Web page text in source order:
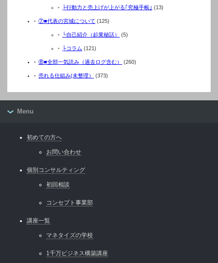
├行動力と売上げが上がる｢究極手帳｣ (13)
⑦■代表の宮城について (125)
└自己紹介（起業秘話） (5)
├コラム (121)
⑧■全部一気読み（過去ログ含む） (260)
売れる仕組み(未整理） (373)
Menu
初めての方へ
お問い合わせ
個別コンサルティング
初回相談
コンセプト事業部
講座一覧
マネタイズの学校
1千万ビジネス構築講座